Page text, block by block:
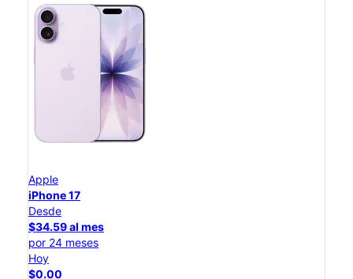
Apple
iPhone 17
Desde
$34.59 al mes
por 24 meses
Hoy
$0.00